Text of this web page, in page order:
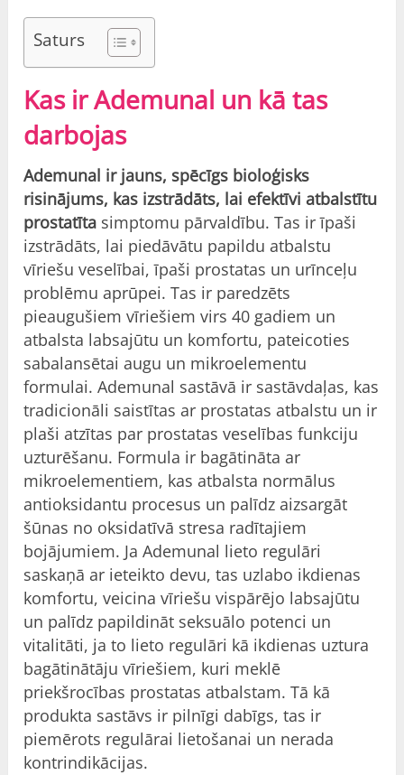
Saturs
Kas ir Ademunal un kā tas
darbojas
Ademunal ir jauns, spēcīgs bioloģisks
risinājums, kas izstrādāts, lai efektīvi atbalstītu
prostatīta simptomu pārvaldību. Tas ir īpaši
izstrādāts, lai piedāvātu papildu atbalstu
vīriešu veselībai, īpaši prostatas un urīnceļu
problēmu aprūpei. Tas ir paredzēts
pieaugušiem vīriešiem virs 40 gadiem un
atbalsta labsajūtu un komfortu, pateicoties
sabalansētai augu un mikroelementu
formulai. Ademunal sastāvā ir sastāvdaļas, kas
tradicionāli saistītas ar prostatas atbalstu un ir
plaši atzītas par prostatas veselības funkciju
uzturēšanu. Formula ir bagātināta ar
mikroelementiem, kas atbalsta normālus
antioksidantu procesus un palīdz aizsargāt
šūnas no oksidatīvā stresa radītajiem
bojājumiem. Ja Ademunal lieto regulāri
saskaņā ar ieteikto devu, tas uzlabo ikdienas
komfortu, veicina vīriešu vispārējo labsajūtu
un palīdz papildināt seksuālo potenci un
vitalitāti, ja to lieto regulāri kā ikdienas uztura
bagātinātāju vīriešiem, kuri meklē
priekšrocības prostatas atbalstam. Tā kā
produkta sastāvs ir pilnīgi dabīgs, tas ir
piemērots regulārai lietošanai un nerada
kontrindikācijas.